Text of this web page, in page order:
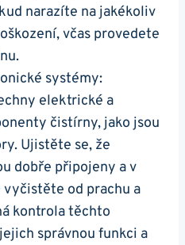
narazíte na jakékoliv
včas provedete
systémy:
elektrické a
čistírny, jako jsou
Ujistěte se, že
dobře připojeny a v
od prachu a
kontrola těchto
správnou funkci a